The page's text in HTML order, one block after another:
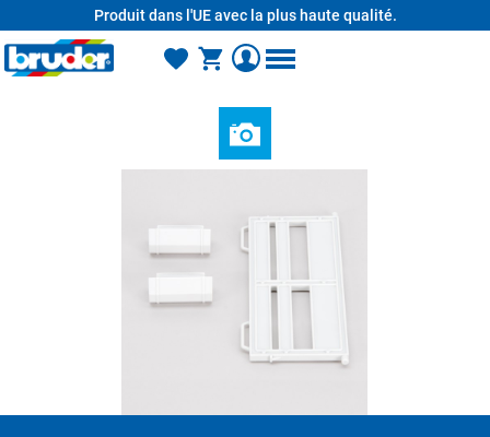
Produit dans l'UE avec la plus haute qualité.